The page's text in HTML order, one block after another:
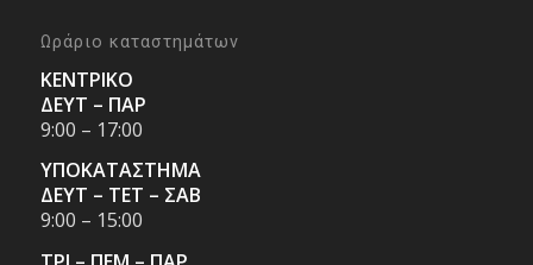
Ωράριο καταστημάτων
ΚΕΝΤΡΙΚΟ
ΔΕΥΤ – ΠΑΡ
9:00 – 17:00
ΥΠΟΚΑΤΑΣΤΗΜΑ
ΔΕΥΤ – ΤΕΤ – ΣΑΒ
9:00 – 15:00